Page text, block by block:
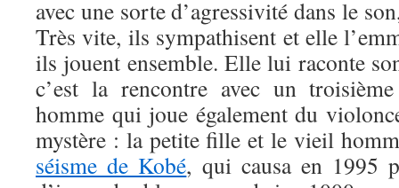
avec une sorte d’agressivité dans le
Très vite, ils sympathisent et elle
ils jouent ensemble. Elle lui raconte
c’est la rencontre avec un
homme qui joue également du
mystère : la petite fille et le vieil
séisme de Kobé, qui causa en 1995